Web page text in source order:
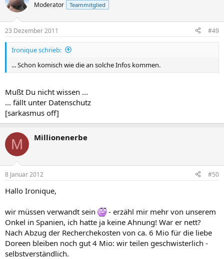
Moderator Teammitglied
23 Dezember 2011 #49
Ironique schrieb:
... Schon komisch wie die an solche Infos kommen.
Mußt Du nicht wissen ...
... fällt unter Datenschutz
[sarkasmus off]
M Millionenerbe
8 Januar 2012 #50
Hallo Ironique,
wir müssen verwandt sein
- erzähl mir mehr von unserem
Onkel in Spanien, ich hatte ja keine Ahnung! War er nett?
Nach Abzug der Recherchekosten von ca. 6 Mio für die liebe
Doreen bleiben noch gut 4 Mio: wir teilen geschwisterlich -
selbstverständlich.